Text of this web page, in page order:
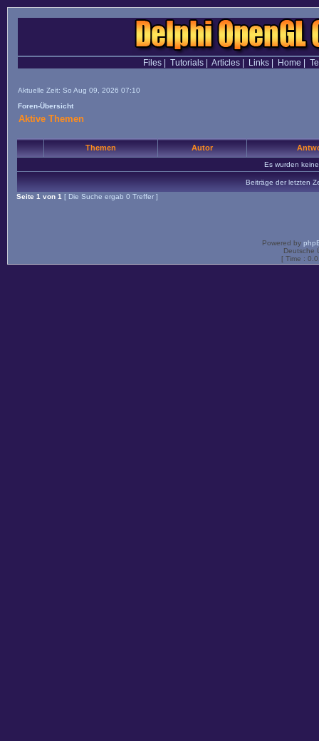
Files| Tutorials| Articles| Links| Home
Aktuelle Zeit: So Aug 09, 2026 07:10
Foren-Übersicht
Aktive Themen
Themen Autor
Es wurden
Beiträge der letzten
Seite 1 von 1 [ Die Suche ergab 0 Treffer ]
Powered by
Deutsche
[ Time :